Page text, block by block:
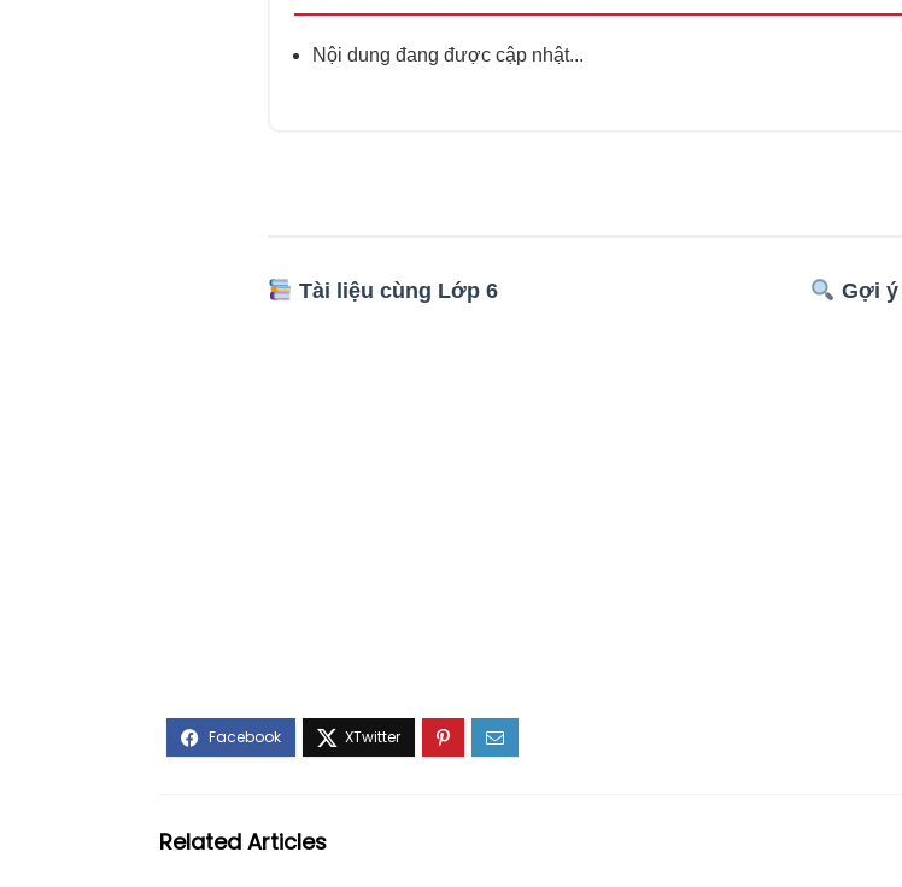
Nội dung đang được cập nhật...
Tài liệu cùng Lớp 6 Gợi ý
Related Articles